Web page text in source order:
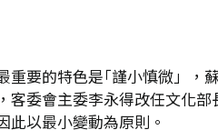
重要的特色是｢謹小慎微」
委會主委李永得改任文化
以最小變動為原則。